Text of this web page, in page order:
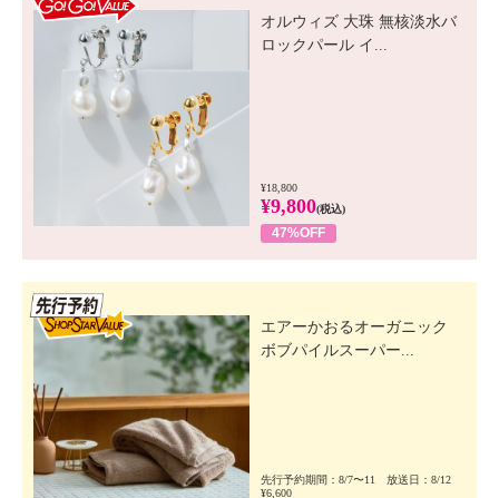
オルウィズ 大珠 無核淡水バ
ロックパール イ...
¥18,800
¥9,800(税込)
47%OFF
エアーかおるオーガニック
ボブパイルスーパー...
先行予約期間：8/7〜11 放送日：8/12
¥6,600